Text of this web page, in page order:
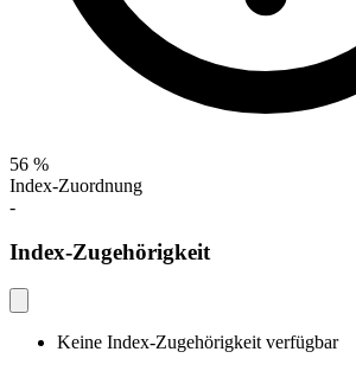
56 %
Index-Zuordnung
-
Index-Zugehörigkeit
Keine Index-Zugehörigkeit verfügbar